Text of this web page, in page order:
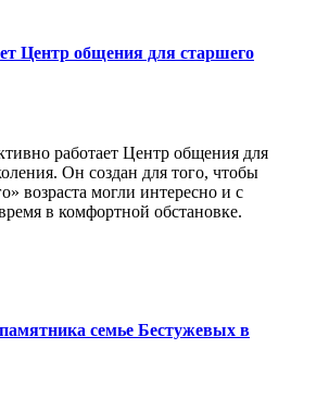
Центр общения для старшего
работает Центр общения для
Он создан для того, чтобы
возраста могли интересно и с
в комфортной обстановке.
семье Бестужевых в